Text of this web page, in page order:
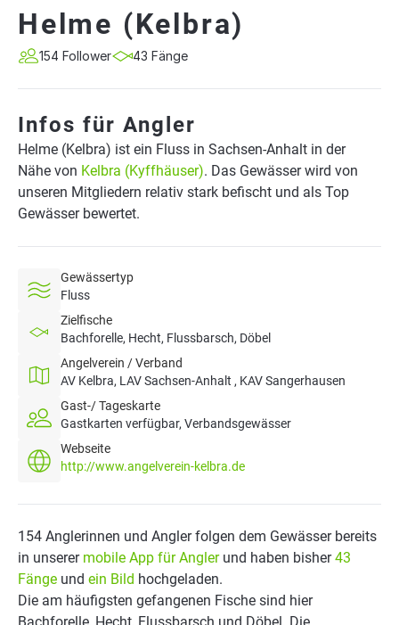
Helme (Kelbra)
154 Follower 43 Fänge
Infos für Angler
Helme (Kelbra) ist ein Fluss in Sachsen-Anhalt in der
Nähe von Kelbra (Kyffhäuser). Das Gewässer wird von
unseren Mitgliedern relativ stark befischt und als Top
Gewässer bewertet.
Gewässertyp
Fluss
Zielfische
Bachforelle, Hecht, Flussbarsch, Döbel
Angelverein / Verband
AV Kelbra, LAV Sachsen-Anhalt , KAV Sangerhausen
Gast-/ Tageskarte
Gastkarten verfügbar, Verbandsgewässer
Webseite
http://www.angelverein-kelbra.de
154 Anglerinnen und Angler folgen dem Gewässer bereits
in unserer mobile App für Anglerund haben bisher43
Fänge und ein Bild hochgeladen.
Die am häufigsten gefangenen Fische sind hier